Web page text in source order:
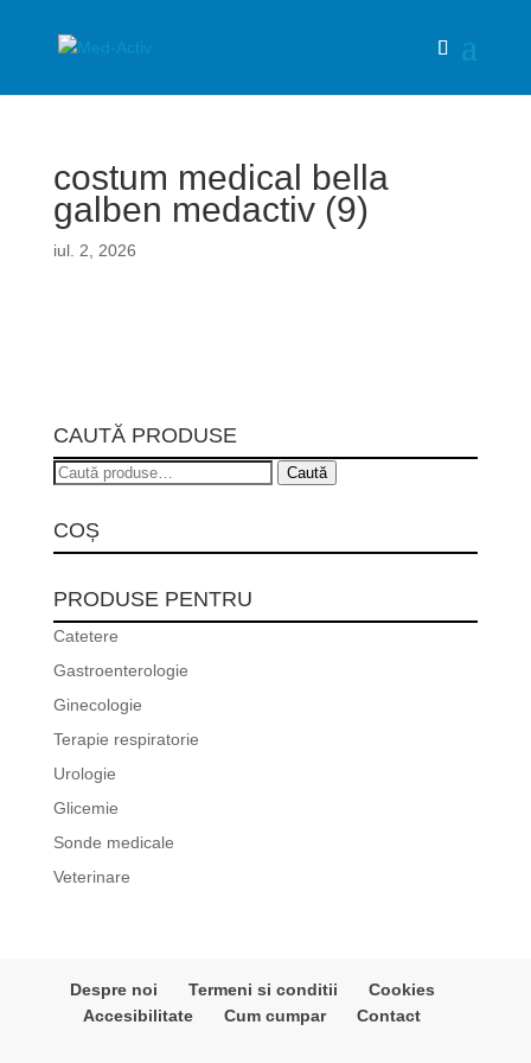
costum medical bella
galben medactiv (9)
iul. 2, 2026
CAUTĂ PRODUSE
Caută
Caută
COȘ
PRODUSE PENTRU
Catetere
Gastroenterologie
Ginecologie
Terapie respiratorie
Urologie
Glicemie
Sonde medicale
Veterinare
Despre noi Termeni si conditii
Cookies
Accesibilitate
Cum cumpar Contact